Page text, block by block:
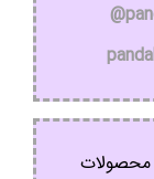
محصولات